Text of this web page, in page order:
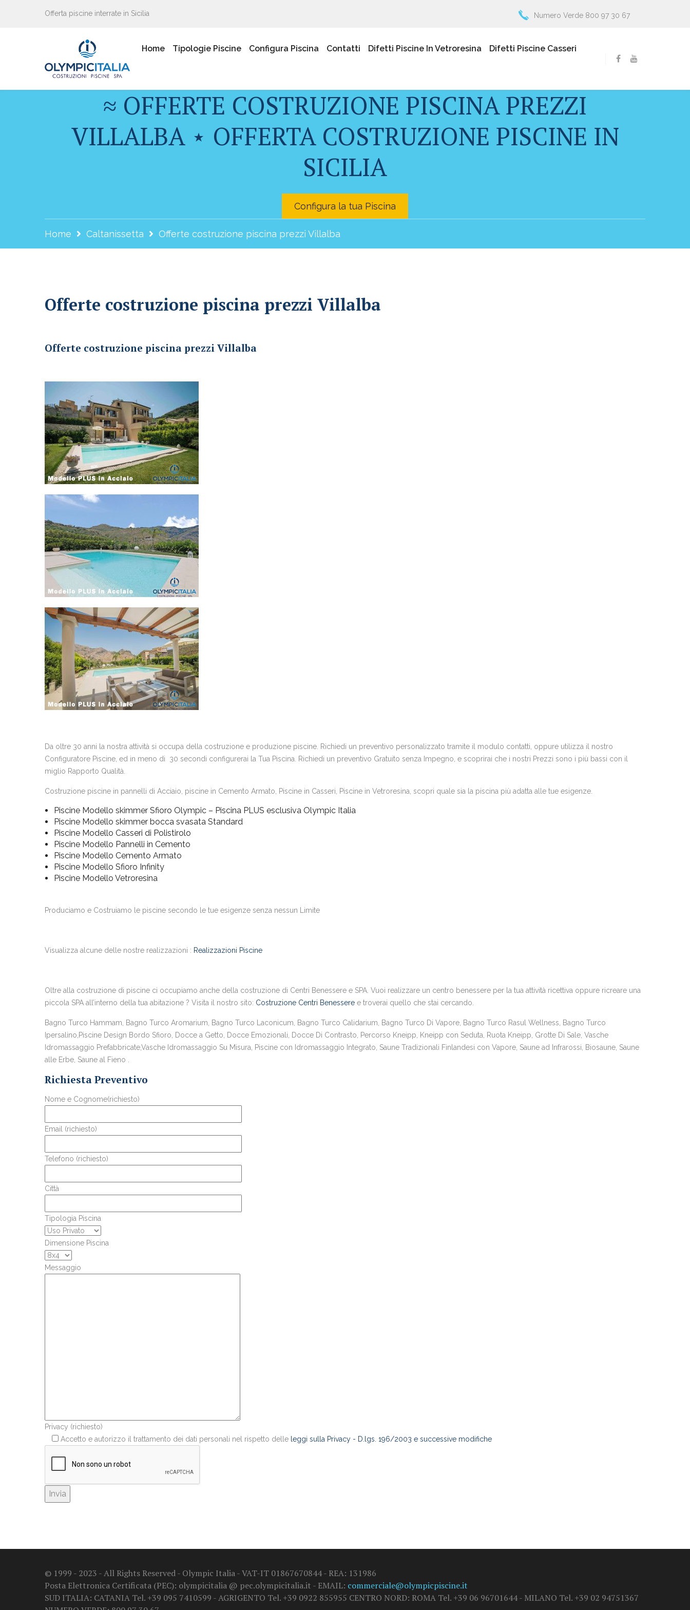
Offerta piscine interrate in Sicilia Numero Verde 800 97 30 67
Home Tipologie Piscine Configura Piscina Contatti Difetti Piscine In Vetroresina Difetti Piscine Casseri
≈ OFFERTE COSTRUZIONE PISCINA PREZZI
VILLALBA ⋆ OFFERTA COSTRUZIONE PISCINE IN
SICILIA
Configura la tua Piscina
Home Caltanissetta Offerte costruzione piscina prezzi Villalba
Offerte costruzione piscina prezzi Villalba
Offerte costruzione piscina prezzi Villalba
Da oltre 30 anni la nostra attività si occupa della costruzione e produzione piscine. Richiedi un preventivo personalizzato tramite il modulo contatti, oppure utilizza il nostro
Configuratore Piscine, ed in meno di 30 secondi configurerai la Tua Piscina. Richiedi un preventivo Gratuito senza Impegno, e scoprirai che i nostri Prezzi sono i più bassi con il
miglio Rapporto Qualità.
Costruzione piscine in pannelli di Acciaio, piscine in Cemento Armato, Piscine in Casseri, Piscine in Vetroresina, scopri quale sia la piscina più adatta alle tue esigenze.
Piscine Modello skimmer Sfioro Olympic – Piscina PLUS esclusiva Olympic Italia
Piscine Modello skimmer bocca svasata Standard
Piscine Modello Casseri di Polistirolo
Piscine Modello Pannelli in Cemento
Piscine Modello Cemento Armato
Piscine Modello Sfioro Infinity
Piscine Modello Vetroresina
Produciamo e Costruiamo le piscine secondo le tue esigenze senza nessun Limite
Visualizza alcune delle nostre realizzazioni : Realizzazioni Piscine
Oltre alla costruzione di piscine ci occupiamo anche della costruzione di Centri Benessere e SPA. Vuoi realizzare un centro benessere per la tua attività ricettiva oppure ricreare una
piccola SPA all’interno della tua abitazione ? Visita il nostro sito: Costruzione Centri Benessere e troverai quello che stai cercando.
Bagno Turco Hammam, Bagno Turco Aromarium, Bagno Turco Laconicum, Bagno Turco Calidarium, Bagno Turco Di Vapore, Bagno Turco Rasul Wellness, Bagno Turco
Ipersalino,Piscine Design Bordo Sfioro, Docce a Getto, Docce Emozionali, Docce Di Contrasto, Percorso Kneipp, Kneipp con Seduta, Ruota Kneipp, Grotte Di Sale, Vasche
Idromassaggio Prefabbricate,Vasche Idromassaggio Su Misura, Piscine con Idromassaggio Integrato, Saune Tradizionali Finlandesi con Vapore, Saune ad Infrarossi, Biosaune, Saune
alle Erbe, Saune al Fieno .
Richiesta Preventivo
Nome e Cognome(richiesto)
Email (richiesto)
Telefono (richiesto)
Città
Tipologia Piscina
Dimensione Piscina
Messaggio
Privacy (richiesto)
Accetto e autorizzo il trattamento dei dati personali nel rispetto delle leggi sulla Privacy - D.lgs. 196/2003 e successive modifiche
© 1999 - 2023 - All Rights Reserved - Olympic Italia - VAT-IT 01867670844 - REA: 131986
Posta Elettronica Certificata (PEC): olympicitalia @ pec.olympicitalia.it - EMAIL: commerciale@olympicpiscine.it
SUD ITALIA: CATANIA Tel. +39 095 7410599 - AGRIGENTO Tel. +39 0922 855955 CENTRO NORD: ROMA Tel. +39 06 96701644 - MILANO Tel. +39 02 94751367